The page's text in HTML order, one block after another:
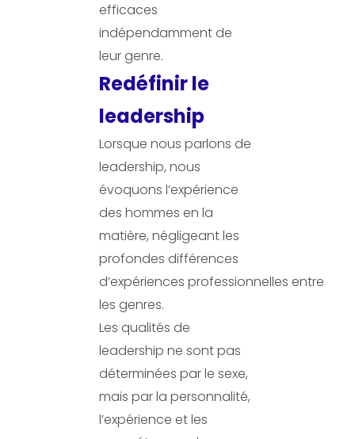
efficaces
indépendamment de
leur genre.
Redéfinir le
leadership
Lorsque nous parlons de
leadership, nous
évoquons l’expérience
des hommes en la
matière, négligeant les
profondes différences
d’expériences professionnelles entre
les genres.
Les qualités de
leadership ne sont pas
déterminées par le sexe,
mais par la personnalité,
l’expérience et les